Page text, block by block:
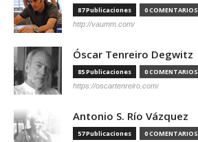
87 Publicaciones 0 COMENTARIOS
http://vaumm.com/
Óscar Tenreiro Degwitz
85 Publicaciones 0 COMENTARIOS
https://oscartenreiro.com/
Antonio S. Río Vázquez
57 Publicaciones 0 COMENTARIOS